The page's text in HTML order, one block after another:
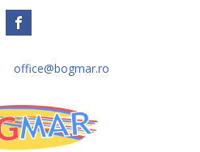
office@bogmar.ro